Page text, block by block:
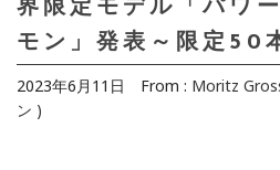
界限定モデル「パワ
モン」発表～限定50
2023年6月11日 From : Moritz
ン )